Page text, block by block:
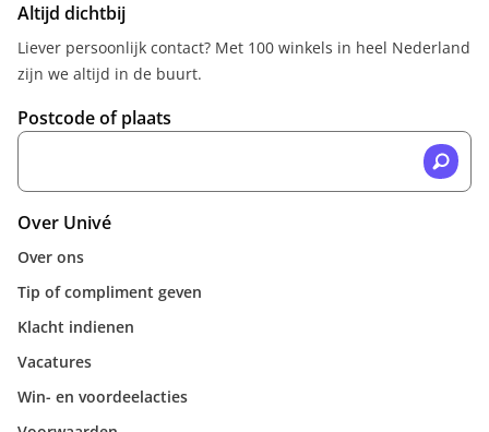
Altijd dichtbij
Liever persoonlijk contact? Met 100 winkels in heel Nederland
zijn we altijd in de buurt.
Postcode of plaats
Over Univé
Over ons
Tip of compliment geven
Klacht indienen
Vacatures
Win- en voordeelacties